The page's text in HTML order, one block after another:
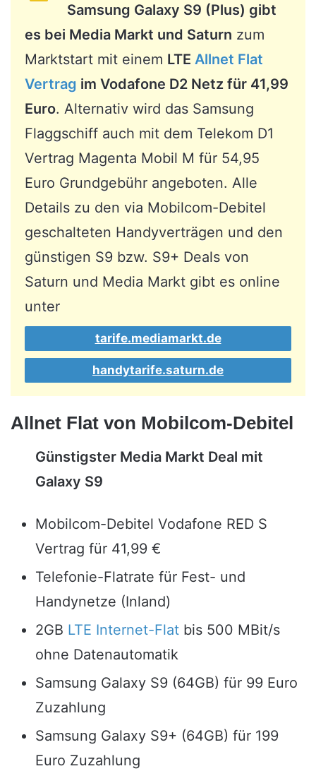
Samsung Galaxy S9 (Plus) gibt
es bei Media Markt und Saturn zum
Marktstart mit einem LTE Allnet Flat
Vertrag im Vodafone D2 Netz für 41,99
Euro. Alternativ wird das Samsung
Flaggschiff auch mit dem Telekom D1
Vertrag Magenta Mobil M für 54,95
Euro Grundgebühr angeboten. Alle
Details zu den via Mobilcom-Debitel
geschalteten Handyverträgen und den
günstigen S9 bzw. S9+ Deals von
Saturn und Media Markt gibt es online
unter
tarife.mediamarkt.de
handytarife.saturn.de
Allnet Flat von Mobilcom-Debitel
Günstigster Media Markt Deal mit
Galaxy S9
Mobilcom-Debitel Vodafone RED S
Vertrag für 41,99 €
Telefonie-Flatrate für Fest- und
Handynetze (Inland)
2GB LTE Internet-Flat bis 500 MBit/s
ohne Datenautomatik
Samsung Galaxy S9 (64GB) für 99 Euro
Zuzahlung
Samsung Galaxy S9+ (64GB) für 199
Euro Zuzahlung